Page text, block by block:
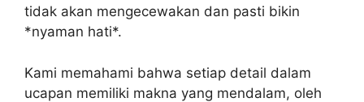
tidak akan mengecewakan dan pasti bikin
*nyaman hati*.
Kami memahami bahwa setiap detail dalam
ucapan memiliki makna yang mendalam, oleh